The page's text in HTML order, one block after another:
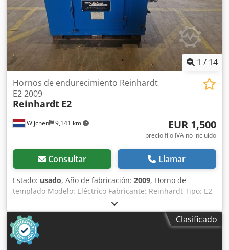
1 / 14
Wijchen 9,141 km
Hornos de endurecimiento Reinhardt
E2 2009
Reinhardt E2
EUR 1,500
precio fijo IVA no incluído
Consultar Llamar
Estado: usado, Año de fabricación: 2009, Horno de
templado Modelo: Eléctrico Fabricante: Reinhardt Tipo: E2
Año de fabricación: 2009 Temperatura de trabajo: 50-300
grados Volumen de la cámara: 0,21 m³ Dimensiones de la
abertura: 650x650 mm Tensión: 3x400 V Motor: 0,55 kW -
Año de fabricación: 2009 - Documentación disponible: No -
Certificado CE: No - Potencia [kW]: 0,6 - Longitud de la
Clasificado